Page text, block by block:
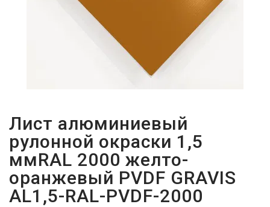
Лист алюминиевый
рулонной окраски 1,5
ммRAL 2000 желто-
оранжевый PVDF GRAVIS
AL1,5-RAL-PVDF-2000